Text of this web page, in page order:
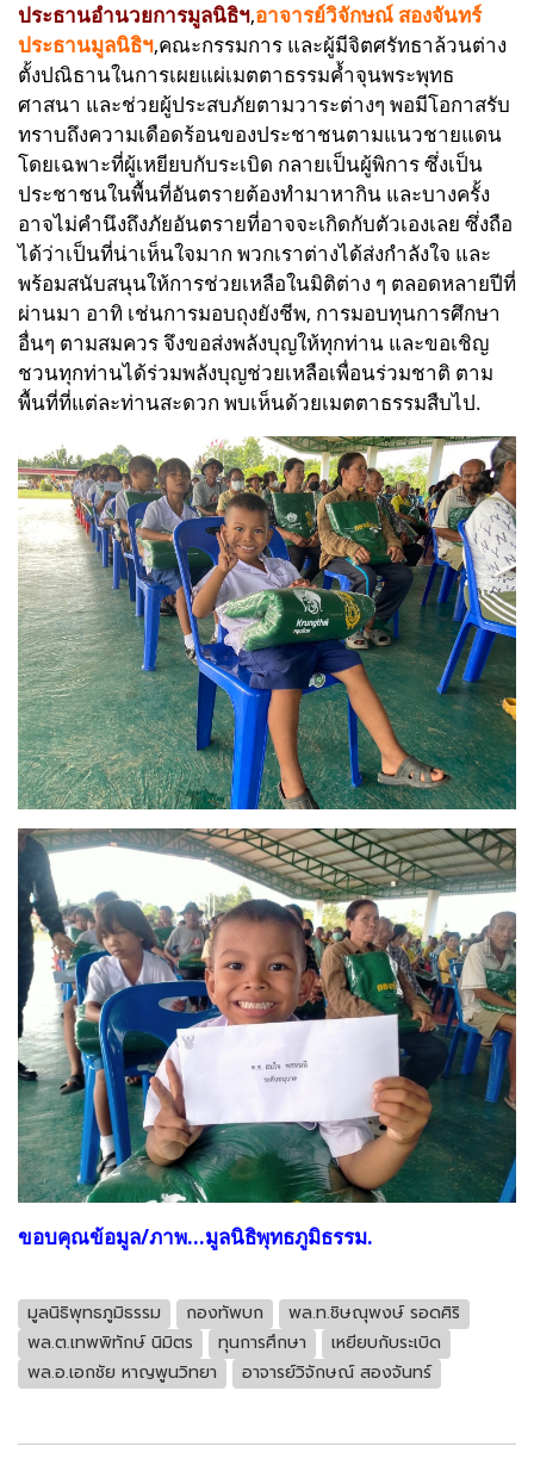
ประธานอำนวยการมูลนิธิฯ,อาจารย์วิจักษณ์ สองจันทร์
ประธานมูลนิธิฯ,คณะกรรมการ และผู้มีจิตศรัทธาล้วนต่าง
ตั้งปณิธานในการเผยแผ่เมตตาธรรมค้ำจุนพระพุทธ
ศาสนา และช่วยผู้ประสบภัยตามวาระต่างๆ พอมีโอกาสรับ
ทราบถึงความเดือดร้อนของประชาชนตามแนวชายแดน
โดยเฉพาะที่ผู้เหยียบกับระเบิด กลายเป็นผู้พิการ ซึ่งเป็น
ประชาชนในพื้นที่อันตรายต้องทำมาหากิน และบางครั้ง
อาจไม่คำนึงถึงภัยอันตรายที่อาจจะเกิดกับตัวเองเลย ซึ่งถือ
ได้ว่าเป็นที่น่าเห็นใจมาก พวกเราต่างได้ส่งกำลังใจ และ
พร้อมสนับสนุนให้การช่วยเหลือในมิติต่าง ๆ ตลอดหลายปีที่
ผ่านมา อาทิ เช่นการมอบถุงยังชีพ, การมอบทุนการศึกษา
อื่นๆ ตามสมควรจึงขอส่งพลังบุญให้ทุกท่าน และขอเชิญ
ชวนทุกท่านได้ร่วมพลังบุญช่วยเหลือเพื่อนร่วมชาติ ตาม
พื้นที่ที่แต่ละท่านสะดวก พบเห็นด้วยเมตตาธรรมสืบไป.
ขอบคุณข้อมูล/ภาพ...มูลนิธิพุทธภูมิธรรม.
มูลนิธิพุทธภูมิธรรม กองทัพบก
พล.ท.ชิษณุพงษ์ รอดศิริ
พล.ต.เทพพิทักษ์ นิมิตร
ทุนการศึกษา
เหยียบกับระเบิด
พล.อ.เอกชัย หาญพูนวิทยา
อาจารย์วิจักษณ์ สองจันทร์